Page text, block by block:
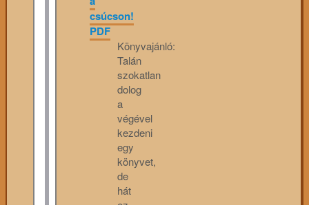
csúcson!
PDF
Könyvajánló:
Talán
szokatlan
dolog
a
végével
kezdeni
egy
könyvet,
de
hát